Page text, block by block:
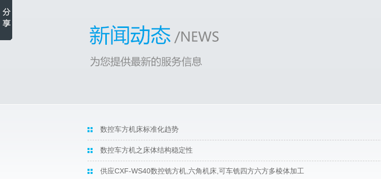
数控车方机床标准化趋势
数控车方机之床体结构稳定性
供应CXF-WS40数控铣方机,六角机床,可车铣四方六方多棱体加工